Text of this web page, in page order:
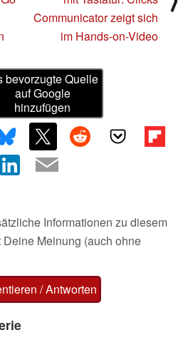
Communicator zeigt sich
im Hands-on-Video
bevorzugte Quelle
auf Google
hinzufügen
Informationen zu diesem
Meinung (auch ohne
/ Antworten